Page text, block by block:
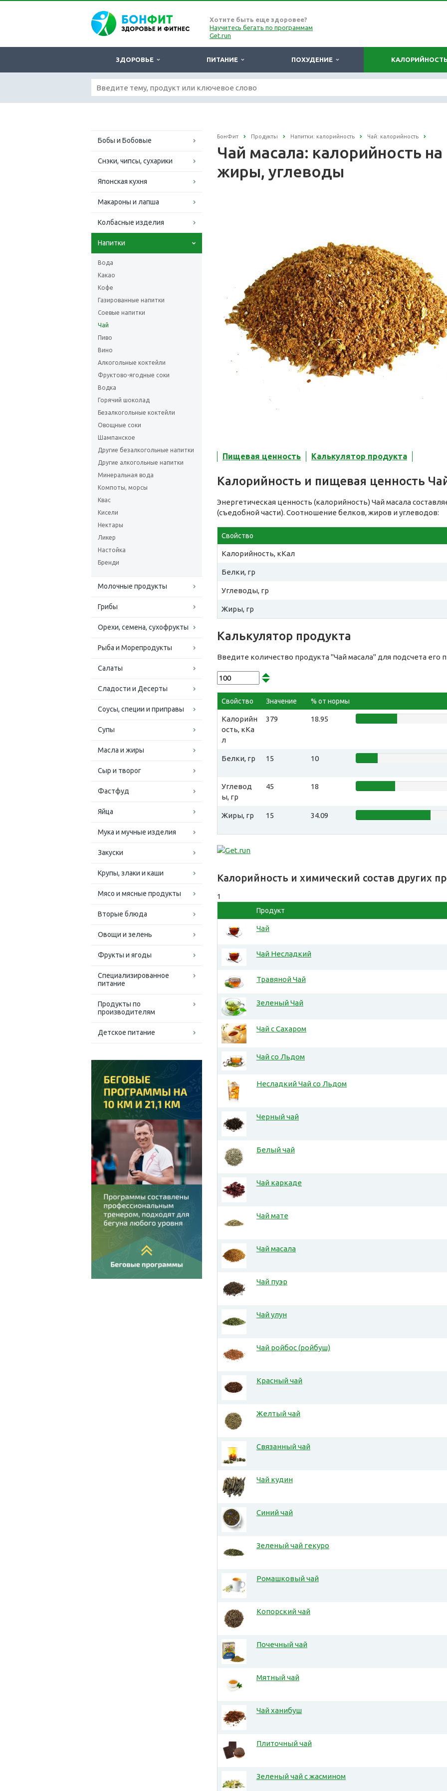
Хотите быть еще здоровее?
Научитесь бегать по программам
Get.run
ЗДОРОВЬЕ ПИТАНИЕ ПОХУДЕНИЕ КАЛОРИЙНОСТЬ
Бобы и Бобовые
Снэки, чипсы, сухарики
Японская кухня
Макароны и лапша
Колбасные изделия
Напитки
Вода
Какао
Кофе
Газированные напитки
Соевые напитки
Чай
Пиво
Вино
Алкогольные коктейли
Фруктово-ягодные соки
Водка
Горячий шоколад
Безалкогольные коктейли
Овощные соки
Шампанское
Другие безалкогольные напитки
Другие алкогольные напитки
Минеральная вода
Компоты, морсы
Квас
Кисели
Нектары
Ликер
Настойка
Бренди
Молочные продукты
Грибы
Орехи, семена, сухофрукты
Рыба и Морепродукты
Салаты
Сладости и Десерты
Соусы, специи и приправы
Супы
Масла и жиры
Сыр и творог
Фастфуд
Яйца
Мука и мучные изделия
Закуски
Крупы, злаки и каши
Мясо и мясные продукты
Вторые блюда
Овощи и зелень
Фрукты и ягоды
Специализированное
питание
Продукты по
производителям
Детское питание
БонФит Продукты Напитки: калорийность Чай: калорийность
Чай масала: калорийность на
жиры, углеводы
Пищевая ценность Калькулятор продукта
Калорийность и пищевая ценность
Энергетическая ценность (калорийность) Чай масала
(съедобной части). Соотношение белков, жиров и углеводов:
Свойство
Калорийность, кКал
Белки, гр
Углеводы, гр
Жиры, гр
Калькулятор продукта
Введите количество продукта "Чай масала" для подсчета его
Свойство Значение % от нормы
Калорийн
ость, кКа
л
379 18.95
Белки, гр 15 10
Углевод
ы, гр
45 18
Жиры, гр 15 34.09
Калорийность и химический состав других
1
Продукт
Чай
Чай Несладкий
Травяной Чай
Зеленый Чай
Чай с Сахаром
Чай со Льдом
Несладкий Чай со Льдом
Черный чай
Белый чай
Чай каркаде
Чай мате
Чай масала
Чай пуэр
Чай улун
Чай ройбос (ройбуш)
Красный чай
Желтый чай
Связанный чай
Чай кудин
Синий чай
Зеленый чай гекуро
Ромашковый чай
Копорский чай
Почечный чай
Мятный чай
Чай ханибуш
Плиточный чай
Зеленый чай с жасмином